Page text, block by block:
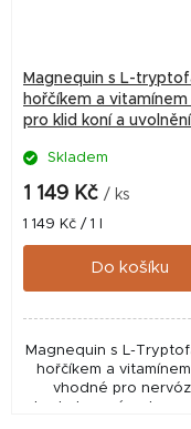
Magnequin s L-
hořčíkem a vitamínem
pro klid koní a uvolnění
Skladem
1 149 Kč / ks
Měrná
cena:
1 149 Kč / 1 l
Do košíku
Magnequin s L-
hořčíkem a vitamínem
vhodné pro
horkokrevné nebo